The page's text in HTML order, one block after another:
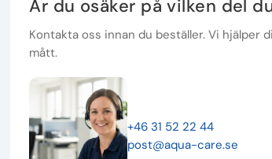
Är du osäker på vilken del
Kontakta oss innan du beställer. Vi hjälper
mått.
+46 31 52 22 44
post@aqua-care.se